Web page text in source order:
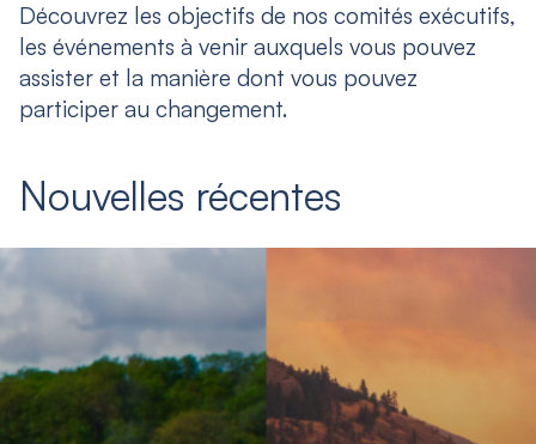
Découvrez les objectifs de nos comités exécutifs,
les événements à venir auxquels vous pouvez
assister et la manière dont vous pouvez
participer au changement.
Nouvelles récentes